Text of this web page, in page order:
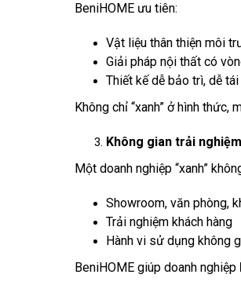
BeniHOME ưu tiên:
Vật liệu thân thiện môi
Giải pháp nội thất có
Thiết kế dễ bảo trì, dễ
Không chỉ “xanh” ở hình thức,
Không gian trải
Một doanh nghiệp “xanh”
Showroom, văn phòng,
Trải nghiệm khách hàng
Hành vi sử dụng không
BeniHOME giúp doanh nghiệp